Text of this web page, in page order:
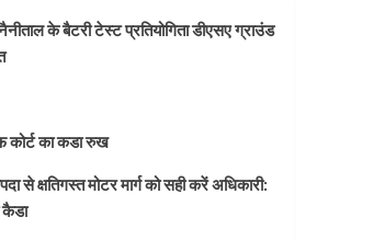
के बैटरी टेस्ट प्रतियोगिता डीएसए ग्राउंड
का कडा रुख
से क्षतिगस्त मोटर मार्ग को सही करें अधिकारी: